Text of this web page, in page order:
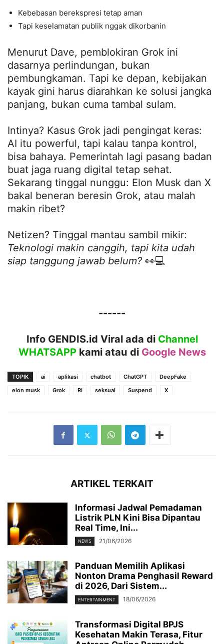
Kebebasan berekspresi tetap aman
Tapi keselamatan publik nggak dikorbanin
Menurut Dave, pemblokiran Grok ini
dasarnya perlindungan, bukan
pembungkaman. Tapi ke depan, kebijakan
kayak gini harus diarahkan ke solusi jangka
panjang, bukan cuma tambal sulam.
Intinya? Kasus Grok jadi pengingat keras:
AI itu powerful, tapi kalau tanpa kontrol,
bisa bahaya. Pemerintah lagi pasang badan
buat jaga ruang digital tetap sehat.
Sekarang tinggal nunggu: Elon Musk dan X
bakal beneran beresin Grok, atau malah
makin ribet?
Netizen? Tinggal mantau sambil mikir:
Teknologi makin canggih, tapi kita udah
siap tanggung jawab belum? 👀💻
------
Info GENDIS.id Viral ada di Channel
WHATSAPPkami atau di Google News
TOPIK ai aplikasi chatbot ChatGPT
DeepFake
elon musk
Grok RI seksual Suspend X
ARTIKEL TERKAIT
Informasi Jadwal Pemadaman
Listrik PLN Kini Bisa Dipantau
Real Time, Ini...
NEWS 21/06/2026
Panduan Memilih Aplikasi
Nonton Drama Penghasil Reward
di 2026, Dari Sistem...
ENTERTAINMENT 18/06/2026
Transformasi Digital BPJS
Kesehatan Makin Terasa, Fitur